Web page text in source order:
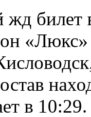
билет
в 10:29.